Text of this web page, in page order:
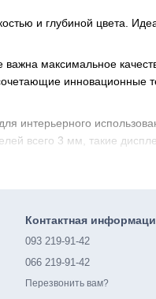
и глубиной цвета.
максимальное
инновационные
интерьерного
всего 3 мм, такие
— от небольших
управление
пикселей, простоту
Контактная
093 219-91-42
066 219-91-42
Перезвонить вам?